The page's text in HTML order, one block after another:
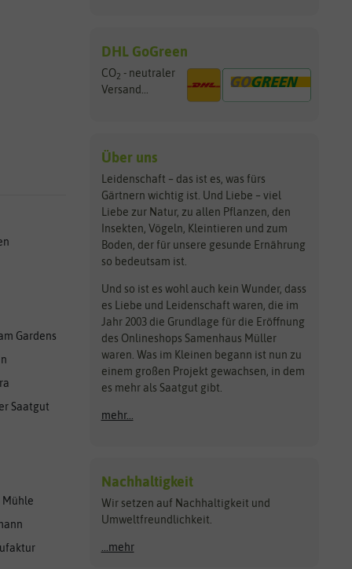
Gardens
Saatgut
DHL GoGreen
CO2 - neutraler
Versand...
Über uns
Leidenschaft – das ist es, was fürs
Gärtnern wichtig ist. Und Liebe – viel
Liebe zur Natur, zu allen Pflanzen, den
Insekten, Vögeln, Kleintieren und zum
Boden, der für unsere gesunde Ernährung
so bedeutsam ist.
Und so ist es wohl auch kein Wunder, dass
es Liebe und Leidenschaft waren, die im
Jahr 2003 die Grundlage für die Eröffnung
des Onlineshops Samenhaus Müller
waren. Was im Kleinen begann ist nun zu
einem großen Projekt gewachsen, in dem
es mehr als Saatgut gibt.
mehr...
Nachhaltigkeit
Wir setzen auf Nachhaltigkeit und
Umweltfreundlichkeit.
...mehr